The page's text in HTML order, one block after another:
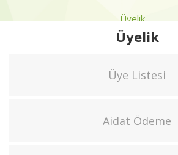
Üyelik
Üyelik
Üye Listesi
Aidat Ödeme